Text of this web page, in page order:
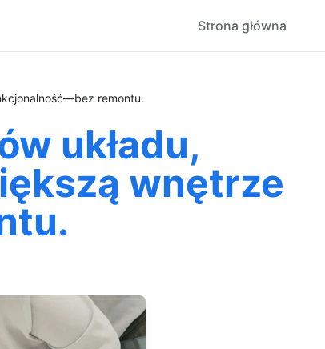
Strona główna
remontu.
układu,
wnętrze